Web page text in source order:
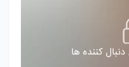
کننده ها